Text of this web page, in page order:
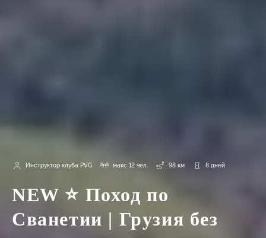
Инструктор клуба PVG макс 12 чел. 98 км 8 дней
NEW ⭐ Поход по
Сванетии | Грузия без